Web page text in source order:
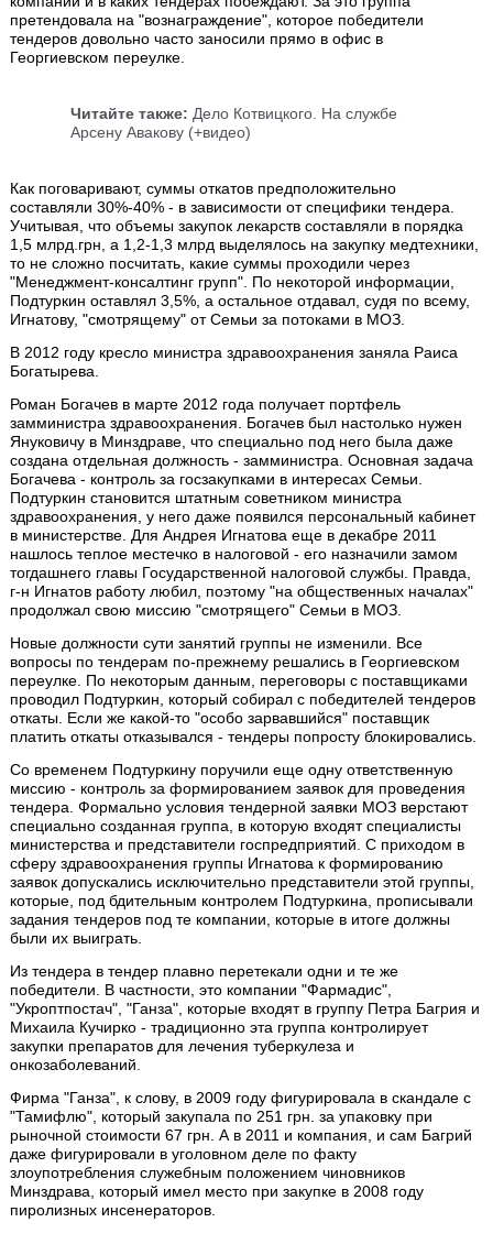
претендовала на "вознаграждение", которое победители
тендеров довольно часто заносили прямо в офис в
Георгиевском переулке.
Читайте также: Дело Котвицкого. На службе
Арсену Авакову (+видео)
Как поговаривают, суммы откатов предположительно
составляли 30%-40% - в зависимости от специфики тендера.
Учитывая, что объемы закупок лекарств составляли в порядка
1,5 млрд.грн, а 1,2-1,3 млрд выделялось на закупку медтехники,
то не сложно посчитать, какие суммы проходили через
"Менеджмент-консалтинг групп". По некоторой информации,
Подтуркин оставлял 3,5%, а остальное отдавал, судя по всему,
Игнатову, "смотрящему" от Семьи за потоками в МОЗ.
В 2012 году кресло министра здравоохранения заняла Раиса
Богатырева.
Роман Богачев в марте 2012 года получает портфель
замминистра здравоохранения. Богачев был настолько нужен
Януковичу в Минздраве, что специально под него была даже
создана отдельная должность - замминистра. Основная задача
Богачева - контроль за госзакупками в интересах Семьи.
Подтуркин становится штатным советником министра
здравоохранения, у него даже появился персональный кабинет
в министерстве. Для Андрея Игнатова еще в декабре 2011
нашлось теплое местечко в налоговой - его назначили замом
тогдашнего главы Государственной налоговой службы. Правда,
г-н Игнатов работу любил, поэтому "на общественных началах"
продолжал свою миссию "смотрящего" Семьи в МОЗ.
Новые должности сути занятий группы не изменили. Все
вопросы по тендерам по-прежнему решались в Георгиевском
переулке. По некоторым данным, переговоры с поставщиками
проводил Подтуркин, который собирал с победителей тендеров
откаты. Если же какой-то "особо зарвавшийся" поставщик
платить откаты отказывался - тендеры попросту блокировались.
Со временем Подтуркину поручили еще одну ответственную
миссию - контроль за формированием заявок для проведения
тендера. Формально условия тендерной заявки МОЗ верстают
специально созданная группа, в которую входят специалисты
министерства и представители госпредприятий. С приходом в
сферу здравоохранения группы Игнатова к формированию
заявок допускались исключительно представители этой группы,
которые, под бдительным контролем Подтуркина, прописывали
задания тендеров под те компании, которые в итоге должны
были их выиграть.
Из тендера в тендер плавно перетекали одни и те же
победители. В частности, это компании "Фармадис",
"Укроптпостач", "Ганза", которые входят в группу Петра Багрия и
Михаила Кучирко - традиционно эта группа контролирует
закупки препаратов для лечения туберкулеза и
онкозаболеваний.
Фирма "Ганза", к слову, в 2009 году фигурировала в скандале с
"Тамифлю", который закупала по 251 грн. за упаковку при
рыночной стоимости 67 грн. А в 2011 и компания, и сам Багрий
даже фигурировали в уголовном деле по факту
злоупотребления служебным положением чиновников
Минздрава, который имел место при закупке в 2008 году
пиролизных инсенераторов.